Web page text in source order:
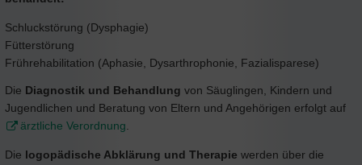
Schluckstörung (Dysphagie)
Fütterstörung
Frührehabilitation (Aphasie, Dysarthrophonie, Fazialisparese)
Die Diagnostik und Behandlung von Säuglingen, Kindern und
Jugendlichen und Beratung von Eltern und Angehörigen erfolgt auf
ärztliche Verordnung.
Die logopädische Abklärung und Therapie werden über die